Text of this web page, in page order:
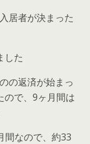
居者が決まった
した
の返済が始まっ
ので、9ヶ月間は
間なので、約33